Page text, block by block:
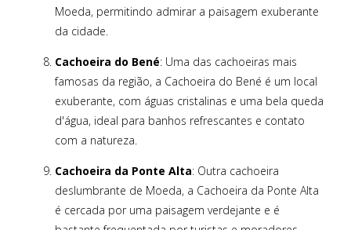
Moeda, permitindo admirar a paisagem exuberante
da cidade.
Cachoeira do Bené: Uma das cachoeiras mais
famosas da região, a Cachoeira do Bené é um local
exuberante, com águas cristalinas e uma bela queda
d'água, ideal para banhos refrescantes e contato
com a natureza.
Cachoeira da Ponte Alta: Outra cachoeira
deslumbrante de Moeda, a Cachoeira da Ponte Alta
é cercada por uma paisagem verdejante e é